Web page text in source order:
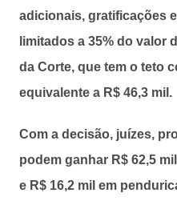
adicionais, gratificações
limitados a 35% do valor
da Corte, que tem o teto
equivalente a R$ 46,3 mil.
Com a decisão, juízes,
podem ganhar R$ 62,5
e R$ 16,2 mil em